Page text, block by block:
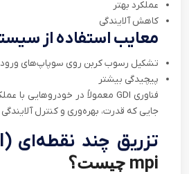
عملکرد بهتر
کاهش آلایندگی
معایب استفاده از
تشکیل رسوب کربن روی سوپاپ‌های
پیچیدگی بیشتر
فناوری GDI معمولاً در خودروهایی با
جایی که قدرت، بهره‌وری و کنترل
تزریق چند نقطه‌ای (
mpi چیست؟